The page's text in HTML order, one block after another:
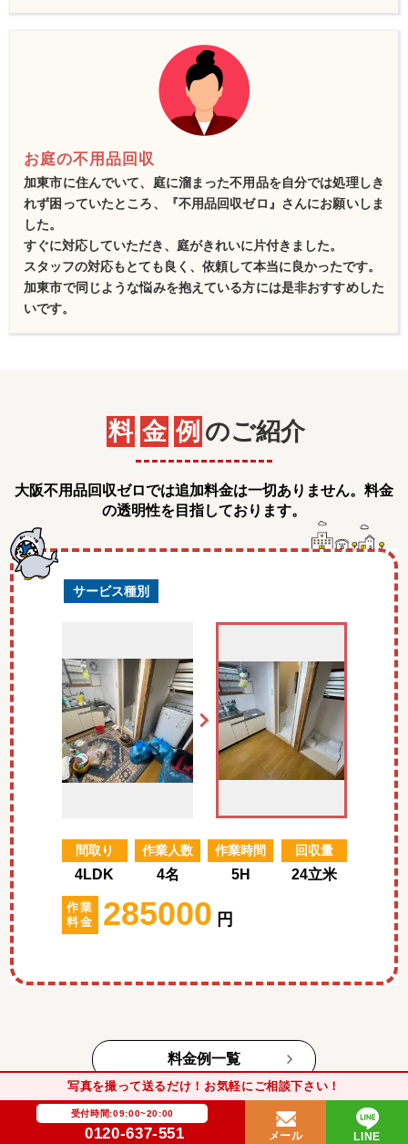
お庭の不用品回収
加東市に住んでいて、庭に溜まった不用品を自分では処理しき
れず困っていたところ、『不用品回収ゼロ』さんにお願いしま
した。
すぐに対応していただき、庭がきれいに片付きました。
スタッフの対応もとても良く、依頼して本当に良かったです。
加東市で同じような悩みを抱えている方には是非おすすめした
いです。
料 金 例 のご紹介
大阪不用品回収ゼロでは追加料金は一切ありません。料金
の透明性を目指しております。
サービス種別
間取り
4LDK
作業人数
4名
作業時間
5H
回収量
24立米
作業
料金
285000 円
料金例一覧
写真を撮って送るだけ！お気軽にご相談下さい！
受付時間:09:00~20:00
0120-637-551 メール LINE